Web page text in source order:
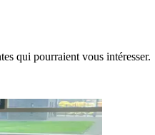
qui pourraient vous intéresser.